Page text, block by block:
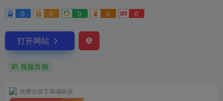
0
0 0 0 0
打开网站
视频音频
免费在线字幕编辑器